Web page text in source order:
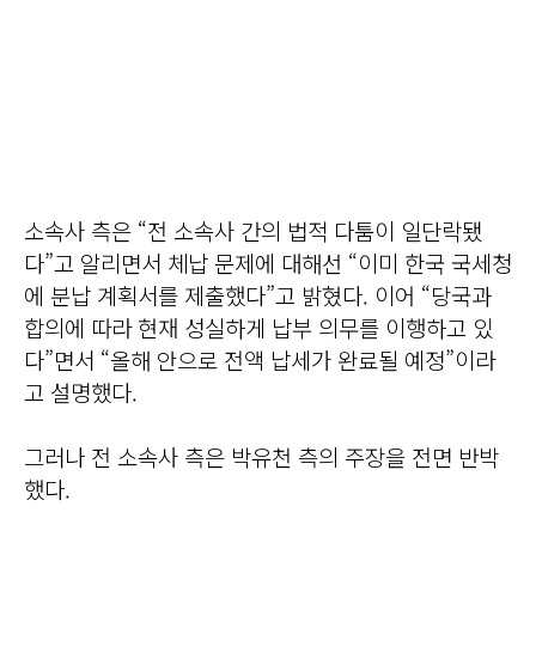
소속사 측은 “전 소속사 간의 법적 다툼이 일단락됐
다”고 알리면서 체납 문제에 대해선 “이미 한국 국세청
에 분납 계획서를 제출했다”고 밝혔다. 이어 “당국과
합의에 따라 현재 성실하게 납부 의무를 이행하고 있
다”면서 “올해 안으로 전액 납세가 완료될 예정”이라
고 설명했다.
그러나 전 소속사 측은 박유천 측의 주장을 전면 반박
했다.